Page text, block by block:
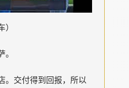
。交付得到回报，所以